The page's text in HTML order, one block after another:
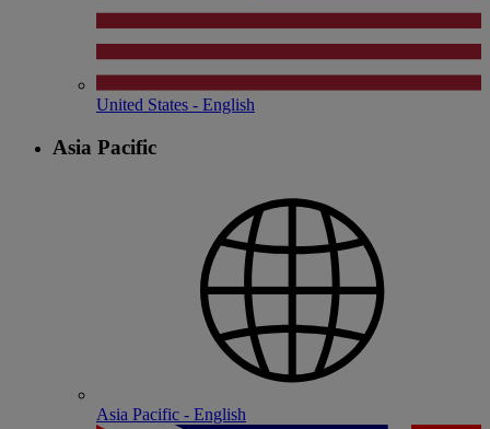
United States - English
Asia Pacific
Asia Pacific - English